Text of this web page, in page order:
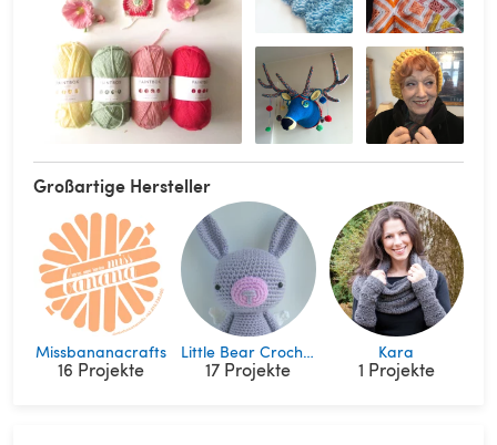
Großartige Hersteller
Missbananacrafts
16 Projekte
Little Bear Crochets
17 Projekte
Kara
1 Projekte